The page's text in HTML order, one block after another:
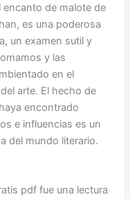
encanto de malote de
es una poderosa
un examen sutil y
y las
en el
arte. El hecho de
encontrado
e influencias es un
del mundo literario.
pdf fue una lectura